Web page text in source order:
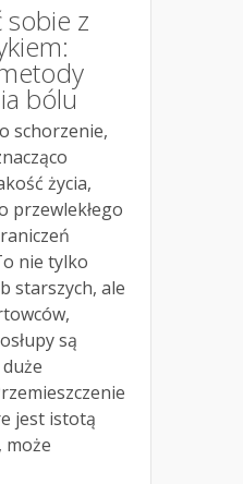
sobie z
bólu
schorzenie,
życia,
przewlekłego
nie tylko
starszych, ale
są
jest istotą
może